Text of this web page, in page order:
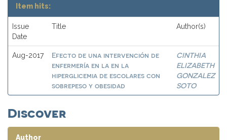
Item hits:
Issue
Date
Title Author(s)
Aug-2017
Efecto de una intervención de
enfermería en la en la
hiperglicemia de escolares con
sobrepeso y obesidad
CINTHIA
ELIZABETH
GONZALEZ
SOTO
Discover
Author